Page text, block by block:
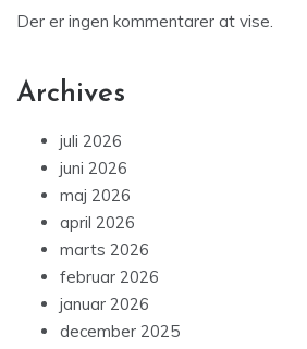
Der er ingen kommentarer at vise.
Archives
juli 2026
juni 2026
maj 2026
april 2026
marts 2026
februar 2026
januar 2026
december 2025